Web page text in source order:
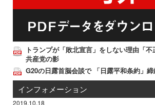
トランプが「敗北宣言」をしない理由「
共産党の影
G20の日露首脳会談で 「日露平和条約」
インフォメーション
2019.10.18